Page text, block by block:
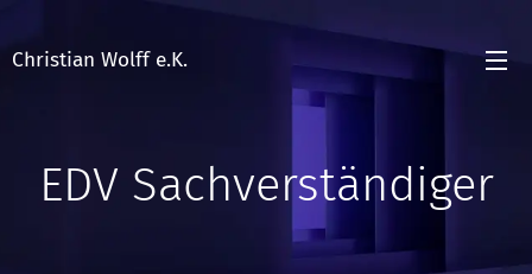
Christian Wolff e.K.
EDV Sachverständiger